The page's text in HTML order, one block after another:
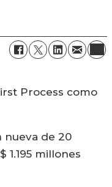
Process como
nueva de 20
millones